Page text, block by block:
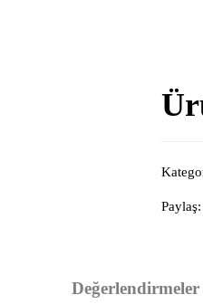
Paylaş:
Değerlendirmeler